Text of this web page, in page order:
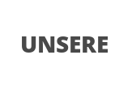
UNSERE